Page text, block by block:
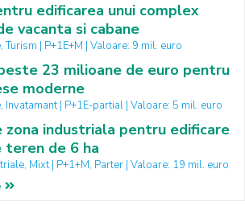
edificarea unui complex
vacanta si cabane
| P+1E+M | Valoare: 9 mil. euro
23 milioane de euro pentru
moderne
| P+1E-partial | Valoare: 5 mil. euro
zona industriala pentru edificare
de 6 ha
Mixt | P+1+M, Parter | Valoare: 19 mil. euro